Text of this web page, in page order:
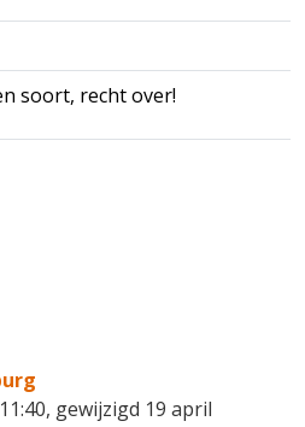
soort, recht over!
gewijzigd 19 april